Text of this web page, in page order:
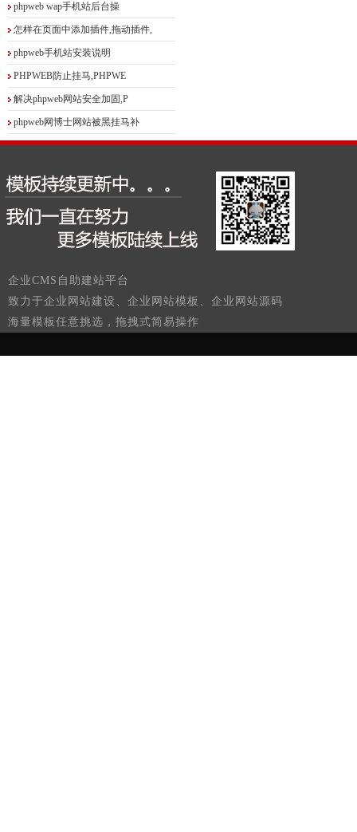
phpweb wap手机站后台操
怎样在页面中添加插件,拖动插件,
phpweb手机站安装说明
PHPWEB防止挂马,PHPWE
解决phpweb网站安全加固,P
phpweb网博士网站被黑挂马补
企业CMS自助建站平台
致力于企业网站建设、企业网站模板、企业网站源码
海量模板任意挑选，拖拽式简易操作